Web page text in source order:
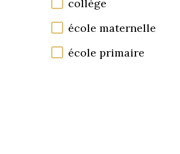
collège
école maternelle
école primaire